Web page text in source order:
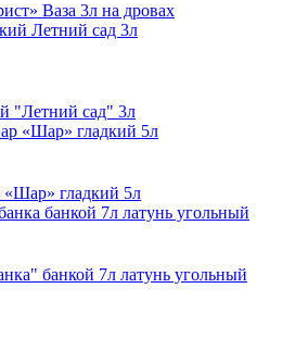
Ваза 3л на дровах
"Летний сад" 3л
гладкий 5л
банкой 7л латунь угольный